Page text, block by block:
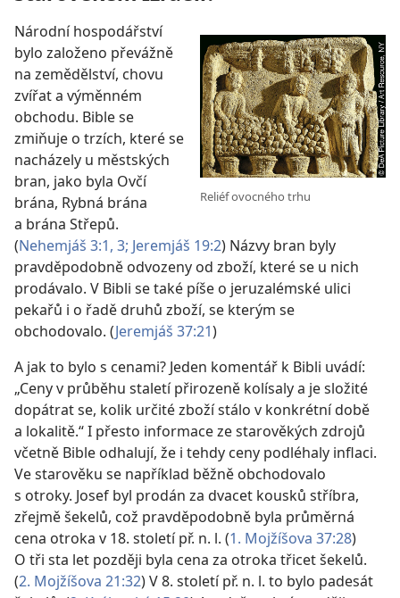
Reliéf ovocného trhu
Národní hospodářství
bylo založeno převážně
na zemědělství, chovu
zvířat a výměnném
obchodu. Bible se
zmiňuje o trzích, které se
nacházely u městských
bran, jako byla Ovčí
brána, Rybná brána
a brána Střepů.
(Nehemjáš 3:1, 3; Jeremjáš 19:2) Názvy bran byly
pravděpodobně odvozeny od zboží, které se u nich
prodávalo. V Bibli se také píše o jeruzalémské ulici
pekařů i o řadě druhů zboží, se kterým se
obchodovalo. (Jeremjáš 37:21)
A jak to bylo s cenami? Jeden komentář k Bibli uvádí:
„Ceny v průběhu staletí přirozeně kolísaly a je složité
dopátrat se, kolik určité zboží stálo v konkrétní době
a lokalitě.“ I přesto informace ze starověkých zdrojů
včetně Bible odhalují, že i tehdy ceny podléhaly inflaci.
Ve starověku se například běžně obchodovalo
s otroky. Josef byl prodán za dvacet kousků stříbra,
zřejmě šekelů, což pravděpodobně byla průměrná
cena otroka v 18. století př. n. l. (1. Mojžíšova 37:28)
O tři sta let později byla cena za otroka třicet šekelů.
(2. Mojžíšova 21:32) V 8. století př. n. l. to bylo padesát